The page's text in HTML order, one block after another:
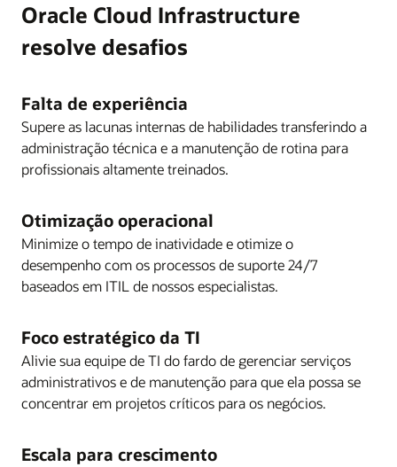
Oracle Cloud Infrastructure
resolve desafios
Falta de experiência
Supere as lacunas internas de habilidades transferindo a
administração técnica e a manutenção de rotina para
profissionais altamente treinados.
Otimização operacional
Minimize o tempo de inatividade e otimize o
desempenho com os processos de suporte 24/7
baseados em ITIL de nossos especialistas.
Foco estratégico da TI
Alivie sua equipe de TI do fardo de gerenciar serviços
administrativos e de manutenção para que ela possa se
concentrar em projetos críticos para os negócios.
Escala para crescimento